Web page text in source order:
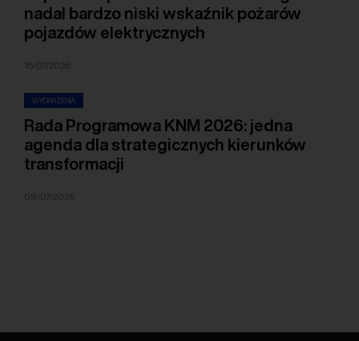
nadal bardzo niski wskaźnik pożarów
pojazdów elektrycznych
15/07/2026
WYDARZENIA
Rada Programowa KNM 2026: jedna
agenda dla strategicznych kierunków
transformacji
09/07/2026